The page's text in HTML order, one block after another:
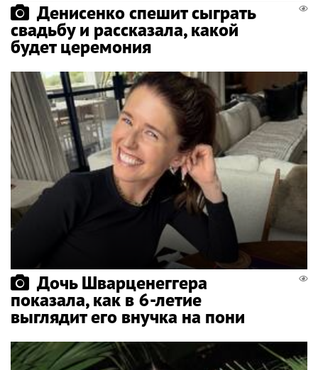
Денисенко спешит сыграть
свадьбу и рассказала, какой
будет церемония
Дочь Шварценеггера
показала, как в 6-летие
выглядит его внучка на пони